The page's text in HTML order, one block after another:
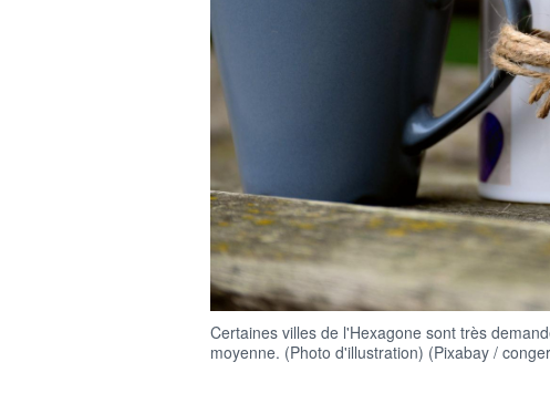
Certaines villes de l'Hexagone sont très
moyenne. (Photo d'illustration) (Pixabay /